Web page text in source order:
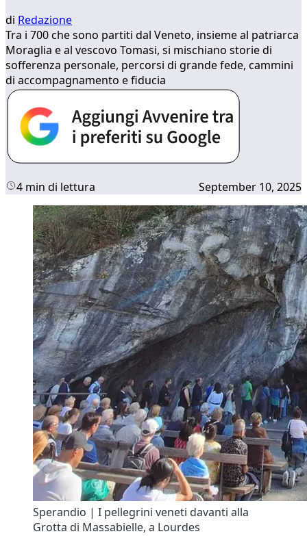
di Redazione
Tra i 700 che sono partiti dal Veneto, insieme al patriarca
Moraglia e al vescovo Tomasi, si mischiano storie di
sofferenza personale, percorsi di grande fede, cammini
di accompagnamento e fiducia
4 min di lettura September 10, 2025
Sperandio | I pellegrini veneti davanti alla
Grotta di Massabielle, a Lourdes